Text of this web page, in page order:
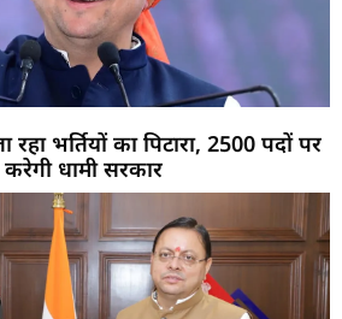
भर्तियों का पिटारा, 2500 पदों पर
करेगी धामी सरकार